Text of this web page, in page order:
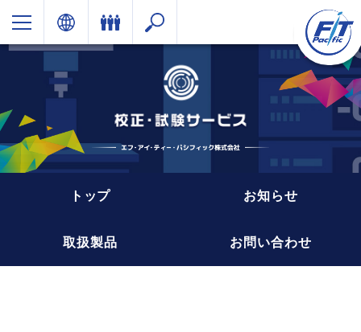
トップ お知らせ
取扱製品 お問い合わせ